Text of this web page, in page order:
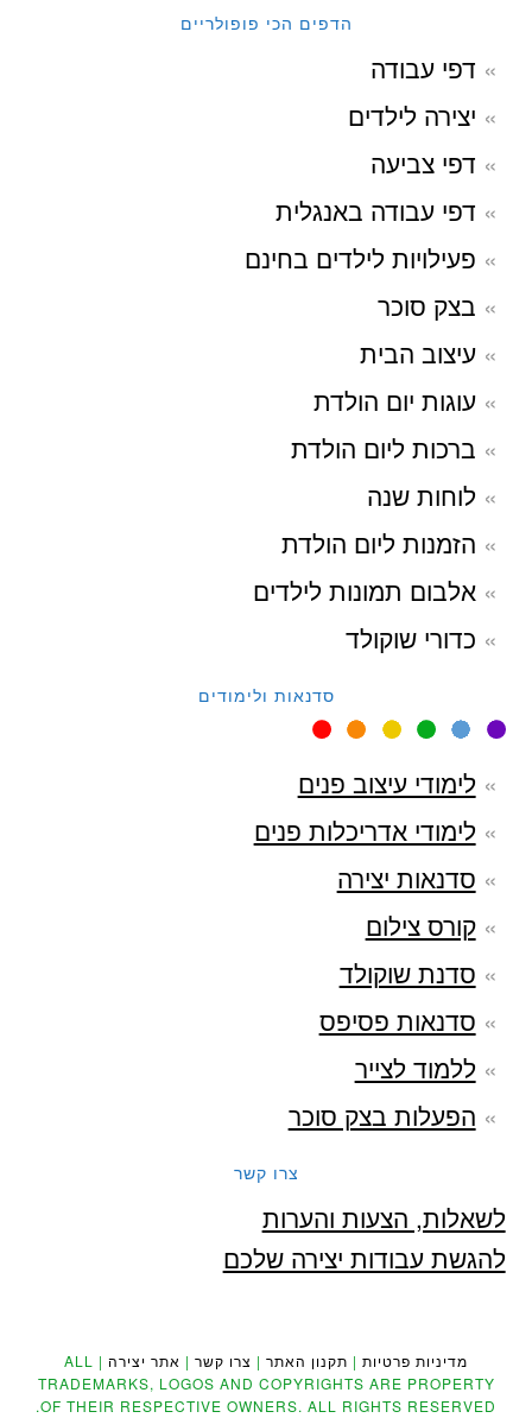
הדפים הכי פופולריים
דפי עבודה
יצירה לילדים
דפי צביעה
דפי עבודה באנגלית
פעילויות לילדים בחינם
בצק סוכר
עיצוב הבית
עוגות יום הולדת
ברכות ליום הולדת
לוחות שנה
הזמנות ליום הולדת
אלבום תמונות לילדים
כדורי שוקולד
סדנאות ולימודים
לימודי עיצוב פנים
לימודי אדריכלות פנים
סדנאות יצירה
קורס צילום
סדנת שוקולד
סדנאות פסיפס
ללמוד לצייר
הפעלות בצק סוכר
צרו קשר
לשאלות, הצעות והערות
להגשת עבודות יצירה שלכם
מדיניות פרטיות | תקנון האתר | צרו קשר | אתר יצירה
| ALL
TRADEMARKS, LOGOS AND COPYRIGHTS ARE PROPERTY
OF THEIR RESPECTIVE OWNERS. ALL RIGHTS RESERVED.